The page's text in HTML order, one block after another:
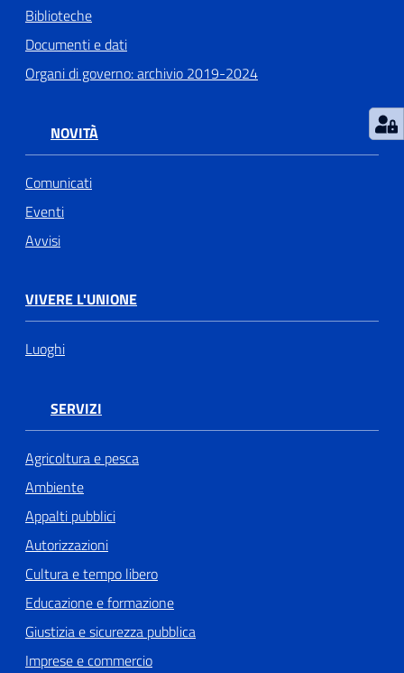
Biblioteche
Documenti e dati
Organi di governo: archivio 2019-2024
NOVITÀ
Comunicati
Eventi
Avvisi
VIVERE L'UNIONE
Luoghi
SERVIZI
Agricoltura e pesca
Ambiente
Appalti pubblici
Autorizzazioni
Cultura e tempo libero
Educazione e formazione
Giustizia e sicurezza pubblica
Imprese e commercio